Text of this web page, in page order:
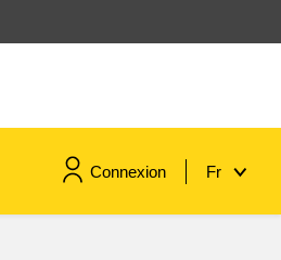
Connexion Fr